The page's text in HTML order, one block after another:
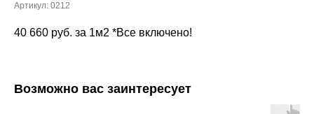
Артикул: 0212
40 660 руб. за 1м2 *Все включено!
Возможно вас заинтересует